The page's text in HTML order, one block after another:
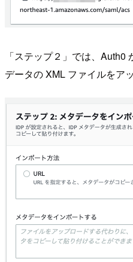
「ステップ２」では、Auth0
データの XML ファイルをア